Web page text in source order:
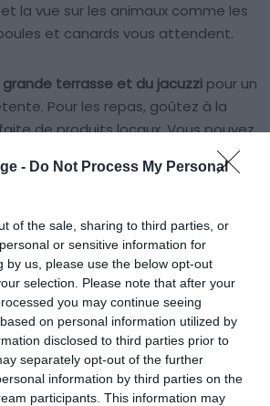
- Do Not Process My Personal
of the sale, sharing to third parties, or
or sensitive information for
by us, please use the below opt-out
selection. Please note that after your
you may continue seeing
on personal information utilized by
disclosed to third parties prior to
separately opt-out of the further
information by third parties on the
participants. This information may
la vue sur les animaux comme les
et canards vous attendent.
grande terrasse et du jacuzzi pour un
Pour les repas, goûtez à la
de produits locaux. Vous pouvez
énergisant ou une planche à
Voir ce logement
Saint Pierre dans le Vercors
avec piscine et
la Campagne Drômoise